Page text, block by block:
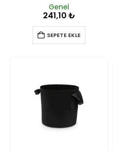
Genel
241,10 ₺
SEPETE EKLE